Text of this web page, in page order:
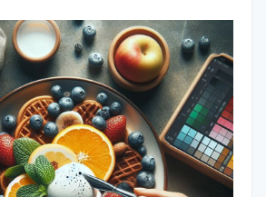
فیلتر-فتوشاپ
استایل-فتوشاپ
پریست-لایتروم
اسکریپت